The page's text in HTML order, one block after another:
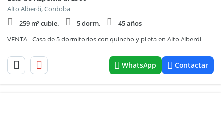
Alto Alberdi, Cordoba
259 m² cubie.
5 dorm.
45 años
VENTA - Casa de 5 dormitorios con quincho y pileta en Alto Alberdi
WhatsApp Contactar